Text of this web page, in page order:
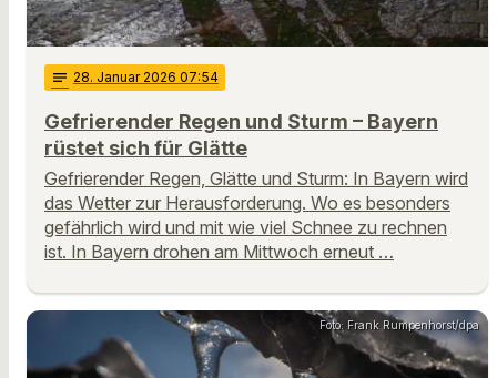
notes 28. Januar 2026 07:54
Gefrierender Regen und Sturm – Bayern
rüstet sich für Glätte
Gefrierender Regen, Glätte und Sturm: In Bayern wird
das Wetter zur Herausforderung. Wo es besonders
gefährlich wird und mit wie viel Schnee zu rechnen
ist. In Bayern drohen am Mittwoch erneut …
Foto: Frank Rumpenhorst/dpa